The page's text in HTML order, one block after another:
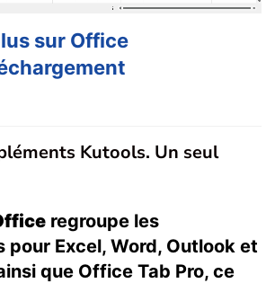
sur Office
Kutools. Un seul
regroupe les
pour Excel, Word, Outlook et
que Office Tab Pro, ce